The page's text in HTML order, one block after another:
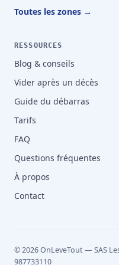
Toutes les zones →
RESSOURCES
Blog & conseils
Vider après un décès
Guide du débarras
Tarifs
FAQ
Questions fréquentes
À propos
Contact
© 2026 OnLeveTout — SAS
987733110